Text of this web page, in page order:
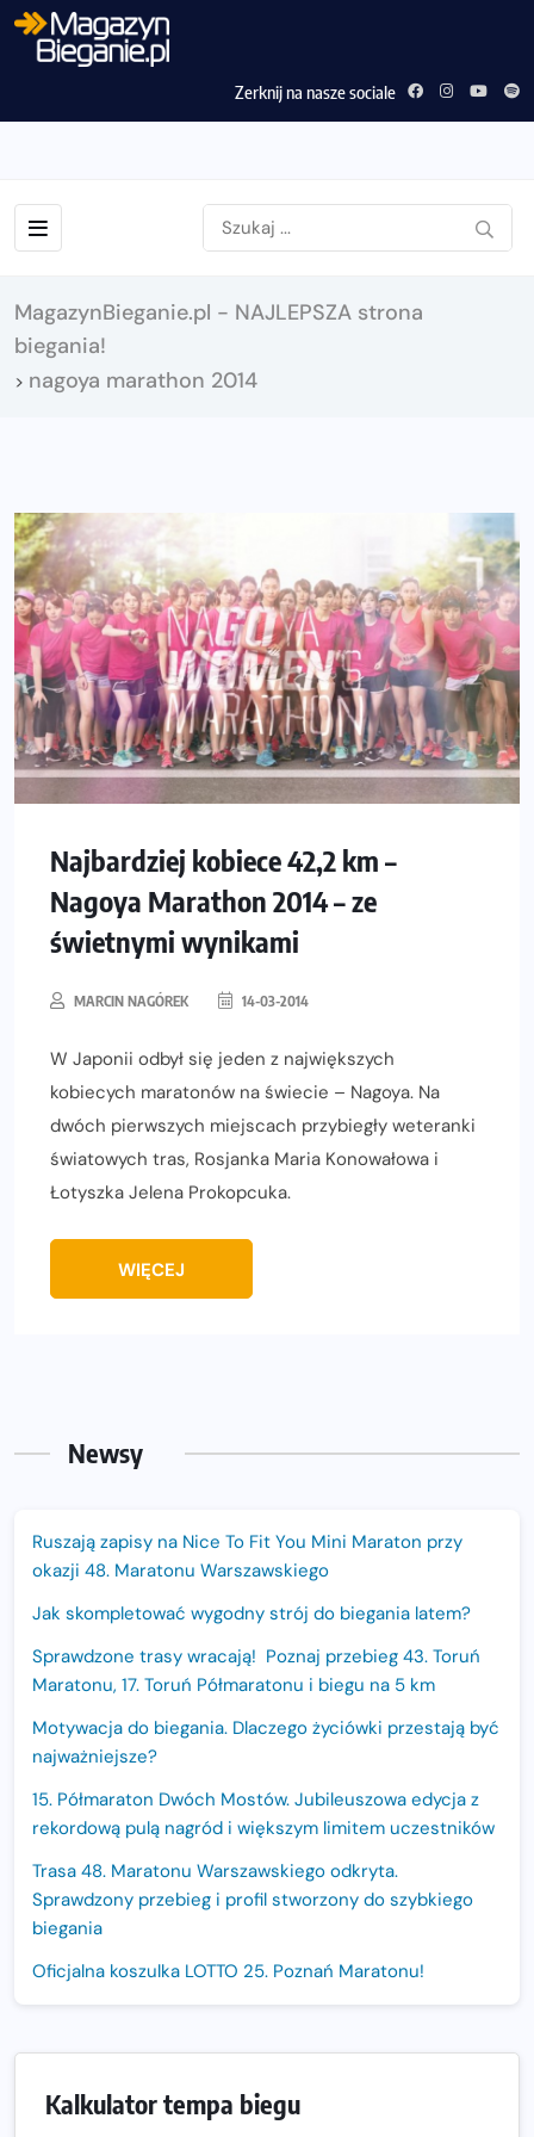
Zerknij na nasze sociale
MagazynBieganie.pl - NAJLEPSZA strona
biegania!
> nagoya marathon 2014
Najbardziej kobiece 42,2 km –
Nagoya Marathon 2014 – ze
świetnymi wynikami
MARCIN NAGÓREK 14-03-2014
W Japonii odbył się jeden z największych
kobiecych maratonów na świecie – Nagoya. Na
dwóch pierwszych miejscach przybiegły weteranki
światowych tras, Rosjanka Maria Konowałowa i
Łotyszka Jelena Prokopcuka.
WIĘCEJ
Newsy
Ruszają zapisy na Nice To Fit You Mini Maraton przy
okazji 48. Maratonu Warszawskiego
Jak skompletować wygodny strój do biegania latem?
Sprawdzone trasy wracają! Poznaj przebieg 43. Toruń
Maratonu, 17. Toruń Półmaratonu i biegu na 5 km
Motywacja do biegania. Dlaczego życiówki przestają być
najważniejsze?
15. Półmaraton Dwóch Mostów. Jubileuszowa edycja z
rekordową pulą nagród i większym limitem uczestników
Trasa 48. Maratonu Warszawskiego odkryta.
Sprawdzony przebieg i profil stworzony do szybkiego
biegania
Oficjalna koszulka LOTTO 25. Poznań Maratonu!
Kalkulator tempa biegu